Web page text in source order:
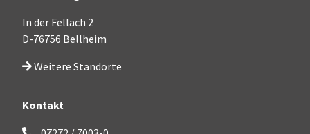
In der Fellach 2
D-76756 Bellheim
Weitere Standorte
Kontakt